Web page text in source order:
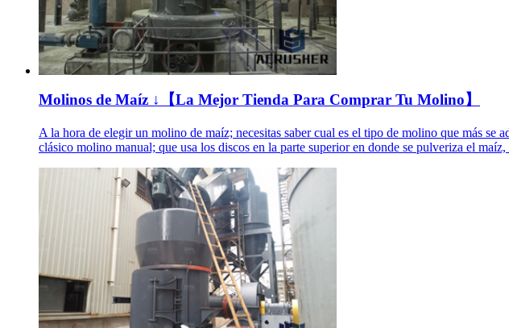
Molinos de Maíz ↓【La Mejor Tienda Para Comprar Tu Molino】
A la hora de elegir un molino de maíz; necesitas saber cual es el tipo de molino que más se
clásico molino manual; que usa los discos en la parte superior en donde se pulveriza el